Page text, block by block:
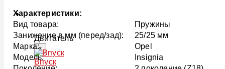
ДВИГАТЕЛЬ
Двигатель
×
Впуск
Характеристики:
Вид товара:
Пружины
Занижение в мм (перед/зад):
25/25 мм
Марка:
Opel
Модель:
Insignia